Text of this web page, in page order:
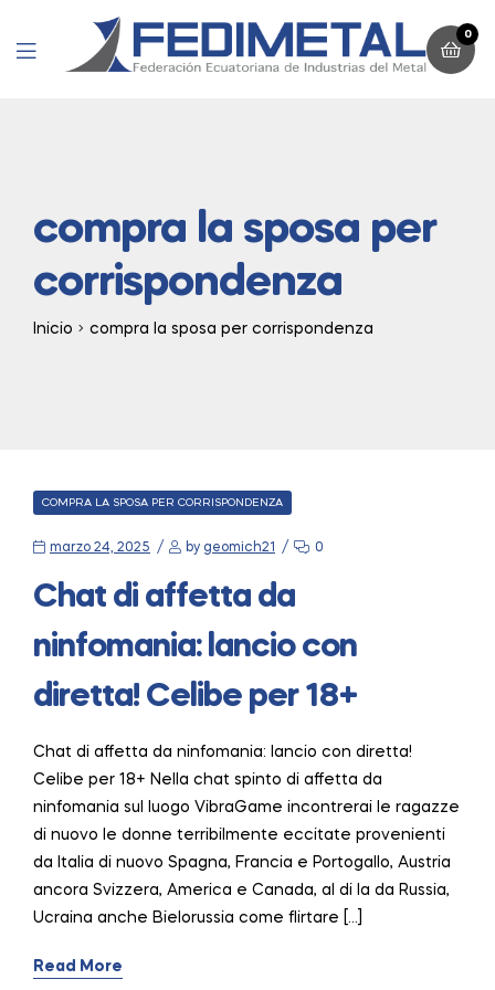
Menu
0
compra la sposa per
corrispondenza
Inicio compra la sposa per corrispondenza
CATEGORIES
COMPRA LA SPOSA PER CORRISPONDENZA
marzo 24, 2025 by geomich21 0
Chat di affetta da
ninfomania: lancio con
diretta! Celibe per 18+
Chat di affetta da ninfomania: lancio con diretta!
Celibe per 18+ Nella chat spinto di affetta da
ninfomania sul luogo VibraGame incontrerai le ragazze
di nuovo le donne terribilmente eccitate provenienti
da Italia di nuovo Spagna, Francia e Portogallo, Austria
ancora Svizzera, America e Canada, al di la da Russia,
Ucraina anche Bielorussia come flirtare […]
Read More